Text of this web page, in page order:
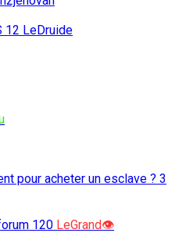
12 LeDruide
pour acheter un esclave ? 3
120 LeGrand👁️